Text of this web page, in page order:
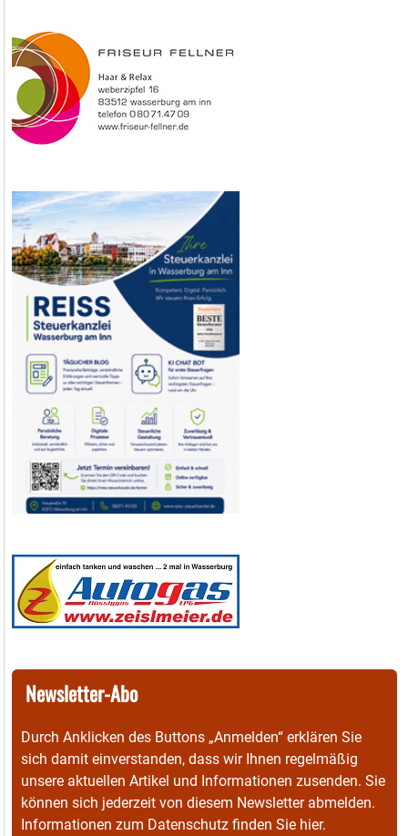
Newsletter-Abo
Durch Anklicken des Buttons „Anmelden“ erklären Sie
sich damit einverstanden, dass wir Ihnen regelmäßig
unsere aktuellen Artikel und Informationen zusenden. Sie
können sich jederzeit von diesem Newsletter abmelden.
Informationen zum Datenschutz finden Sie hier.